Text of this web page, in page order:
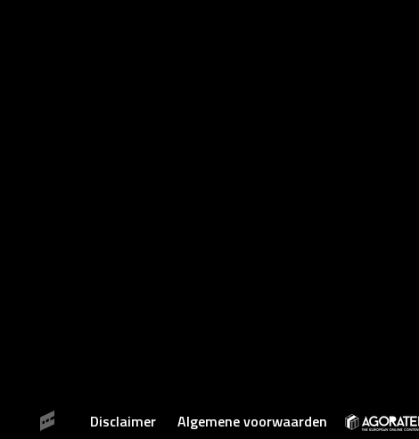
Disclaimer Algemene voorwaarden